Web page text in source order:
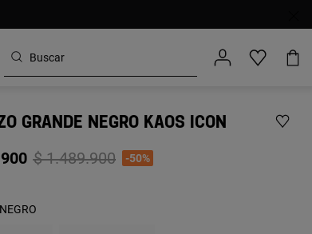
GRANDE NEGRO KAOS ICON
Price reduced from
$ 1.489.900to-50%
NEGRO